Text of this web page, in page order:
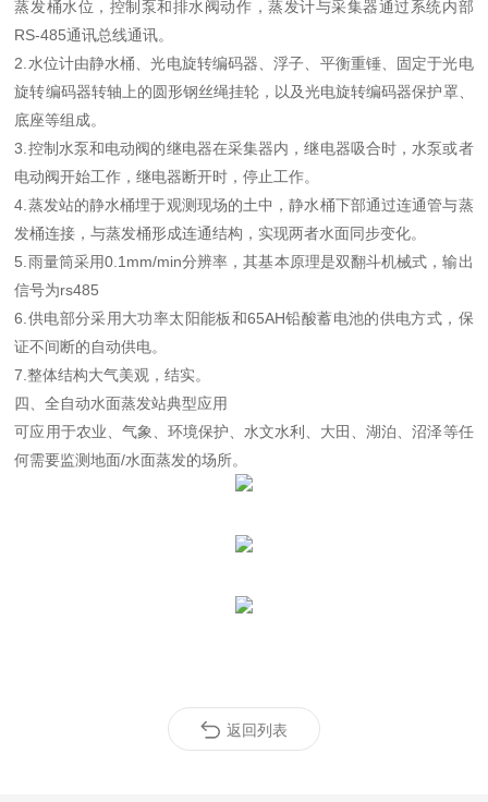
蒸发桶水位，控制泵和排水阀动作，蒸发计与采集器通过系统内部
RS-485通讯总线通讯。
2. 水位计由静水桶、光电旋转编码器、浮子、平衡重锤、固定于光电
旋转编码器转轴上的圆形钢丝绳挂轮，以及光电旋转编码器保护罩、
底座等组成。
3. 控制水泵和电动阀的继电器在采集器内，继电器吸合时，水泵或者
电动阀开始工作，继电器断开时，停止工作。
4. 蒸发站的静水桶埋于观测现场的土中，静水桶下部通过连通管与蒸
发桶连接，与蒸发桶形成连通结构，实现两者水面同步变化。
5. 雨量筒采用0.1mm/min分辨率，其基本原理是双翻斗机械式，输出
信号为rs485
6. 供电部分采用大功率太阳能板和65AH铅酸蓄电池的供电方式，保
证不间断的自动供电。
7.整体结构大气美观，结实。
四、全自动水面蒸发站典型应用
可应用于农业、气象、环境保护、水文水利、大田、湖泊、沼泽等任
何需要监测地面/水面蒸发的场所。
返回列表